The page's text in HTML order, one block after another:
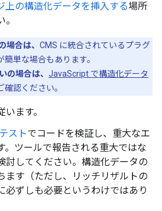
上の構造化データを挿入する場所
場合は、 CMS に統合されているプラグ
単な場合もあります。
の場合は、 JavaScript で構造化データ
確認ください。
います。
ストでコードを検証し、重大なエ
。ツールで報告される重大ではな
討してください。構造化データの
ます（ただし、リッチリザルトの
必ずしも必要というわけではあり